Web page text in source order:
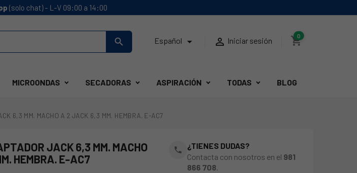
(solo chat) - L-V 09:00 a 14:00
search Español   Iniciar sesión shopping_cart
0
MICROONDAS SECADORAS ASPIRACIÓN TODAS BLOG
6,3 MM. MACHO A 2 JACK 6,3 MM. HEMBRA. E-AC7
JACK 6,3 MM. MACHO
HEMBRA. E-AC7
phone
¿TIENES DUDAS?
Contacta con nosotros en el 981
866 708.